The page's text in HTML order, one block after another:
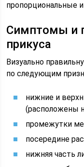
пропорциональные
Симптомы и
прикуса
Визуально
по следующим
нижние и
(расположены
промежутки
посередине
нижняя часть